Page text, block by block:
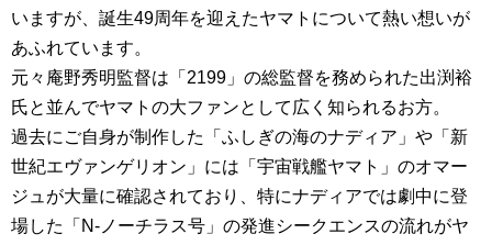
いますが、誕生49周年を迎えたヤマトについて熱い想いが
あふれています。
元々庵野秀明監督は「2199」の総監督を務められた出渕裕
氏と並んでヤマトの大ファンとして広く知られるお方。
過去にご自身が制作した「ふしぎの海のナディア」や「新
世紀エヴァンゲリオン」には「宇宙戦艦ヤマト」のオマー
ジュが大量に確認されており、特にナディアでは劇中に登
場した「Ν-ノーチラス号」の発進シークエンスの流れがヤ